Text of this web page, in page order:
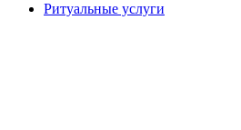
Ритуальные услуги